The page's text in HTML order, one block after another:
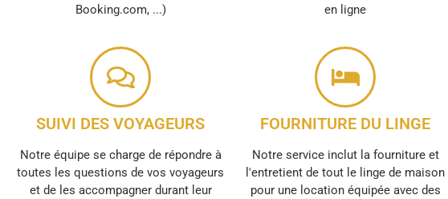
Booking.com, ...)
SUIVI DES VOYAGEURS
Notre équipe se charge de répondre à
toutes les questions de vos voyageurs
et de les accompagner durant leur
en ligne
FOURNITURE DU LINGE
Notre service inclut la fourniture et
l'entretient de tout le linge de maison
pour une location équipée avec des